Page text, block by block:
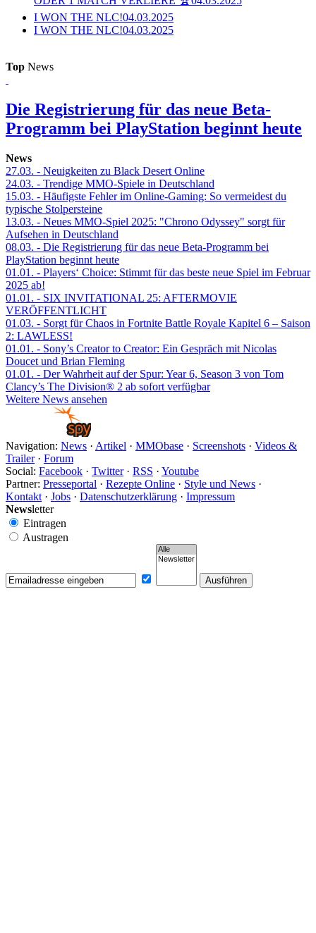
I WON THE NLC!04.03.2025
I WON THE NLC!04.03.2025
Top News
Die Registrierung für das neue Beta-
Programm bei PlayStation beginnt heute
News
27.03. - Neuigkeiten zu Black Desert Online
24.03. - Trendige MMO-Spiele in Deutschland
15.03. - Häufigste Fehler im Online-Gaming: So vermeidest du
typische Stolpersteine
13.03. - Neues MMO-Spiel 2025: "Chrono Odyssey" sorgt für
Aufsehen in Deutschland
08.03. - Die Registrierung für das neue Beta-Programm bei
PlayStation beginnt heute
01.01. - Players‘ Choice: Stimmt für das beste neue Spiel im Februar
2025 ab!
01.01. - SIX INVITATIONAL 25: AFTERMOVIE
VERÖFFENTLICHT
01.03. - Sorgt für Chaos in Fortnite Battle Royale Kapitel 6 – Saison
2: LAWLESS!
01.01. - Sony’s Creator to Creator: Ein Gespräch mit Nicolas
Doucet und Brian Fleming
01.01. - Der Wahrheit auf der Spur: Year 6, Season 3 von Tom
Clancy’s The Division® 2 ab sofort verfügbar
Weitere News ansehen
Navigation: News · Artikel · MMObase · Screenshots · Videos &
Trailer· Forum
Social: Facebook · Twitter· RSS · Youtube
Partner: Presseportal · Rezepte Online · Style und News ·
Kontakt · Jobs · Datenschutzerklärung · Impressum
Newsletter
Eintragen
Austragen